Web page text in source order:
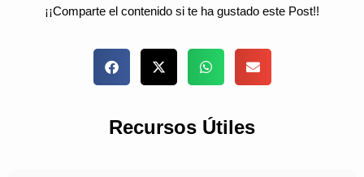
¡¡Comparte el contenido si te ha gustado este Post!!
Recursos Útiles